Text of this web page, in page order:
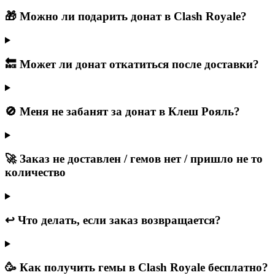
🎁 Можно ли подарить донат в Clash Royale?
🔙 Может ли донат откатиться после доставки?
🚫 Меня не забанят за донат в Клеш Рояль?
🚀 Заказ не доставлен / гемов нет / пришло не то
количество
↩️ Что делать, если заказ возвращается?
🥳 Как получить гемы в Clash Royale бесплатно?